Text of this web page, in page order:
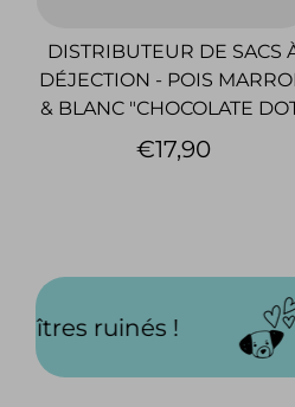
DISTRIBUTEUR DE SACS
DÉJECTION - POIS
& BLANC "CHOCOLATE
€17,90
L'eshop des